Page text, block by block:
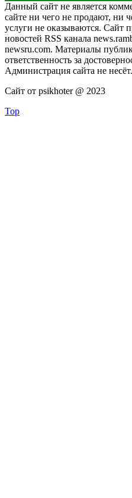
Данный сайт не является
сайте ни чего не продают, ни
услуги не оказываются. Сайт
новостей RSS канала
newsru.com. Материалы
ответственность за
Администрация сайта не несёт.
Сайт от psikhoter @ 2023
Top